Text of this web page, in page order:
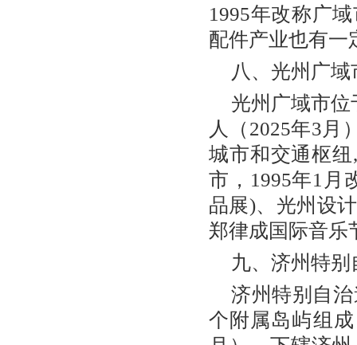
1995年改称广
配件产业也有一
八、光州广域
光州广域市位
人（2025年3月
城市和交通枢
市，1995年1月
品展)、光州设
郑律成国际音乐
九、济州特别
济州特别自
个附属岛屿组